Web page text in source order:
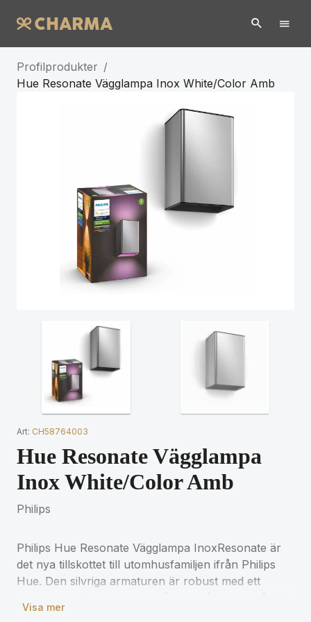
Profilprodukter /
Hue Resonate Vägglampa Inox White/Color Amb
Art: CH58764003
Hue Resonate Vägglampa
Inox White/Color Amb
Philips
Philips Hue Resonate Vägglampa InoxResonate är
det nya tillskottet till utomhusfamiljen ifrån Philips
Hue. Den silvriga armaturen är robust med ett
sitter perfekt precis vid dörren eller ringlade runt
Visa mer